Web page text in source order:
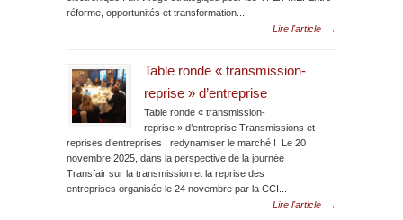
réforme, opportunités et transformation....
Lire l'article
→
Table ronde « transmission-
reprise » d’entreprise
Table ronde « transmission-
reprise » d’entreprise Transmissions et
reprises d’entreprises : redynamiser le marché ! Le 20
novembre 2025, dans la perspective de la journée
Transfair sur la transmission et la reprise des
entreprises organisée le 24 novembre par la CCI...
Lire l'article
→